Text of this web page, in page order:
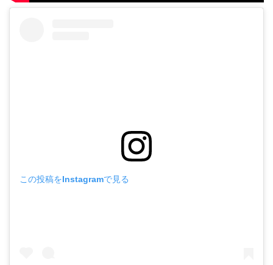
この投稿をInstagramで見る